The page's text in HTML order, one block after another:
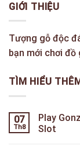
GIỚI THIỆU
Tượng gỗ độc
bạn mới chơi đồ
TÌM HIỂU
07
Th8
Play
Slot